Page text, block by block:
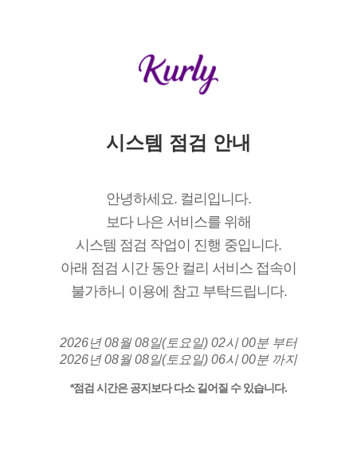
시스템 점검 안내
안녕하세요. 컬리입니다.
보다 나은 서비스를 위해
시스템 점검 작업이 진행 중입니다.
아래 점검 시간 동안 컬리 서비스 접속이
불가하니 이용에 참고 부탁드립니다.
2026년 08월 08일(토요일) 02시 00분 부터
2026년 08월 08일(토요일) 06시 00분 까지
*점검 시간은 공지보다 다소 길어질 수 있습니다.